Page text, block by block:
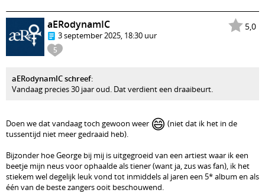
5,0
5
aERodynamIC
3 september 2025, 18:30 uur
aERodynamIC schreef:
Vandaag precies 30 jaar oud. Dat verdient een draaibeurt.
Doen we dat vandaag toch gewoon weer 😄 (niet dat ik het in de
tussentijd niet meer gedraaid heb).
Bijzonder hoe George bij mij is uitgegroeid van een artiest waar ik een
beetje mijn neus voor ophaalde als tiener (want ja, zus was fan), ik het
stiekem wel degelijk leuk vond tot inmiddels al jaren een 5* album en als
één van de beste zangers ooit beschouwend.